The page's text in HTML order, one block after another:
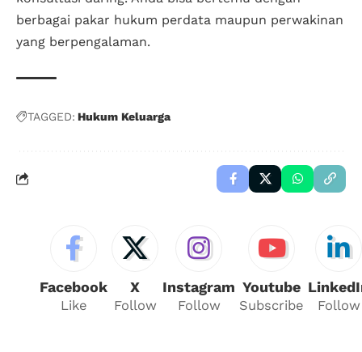
berbagai pakar hukum perdata maupun perwakinan
yang berpengalaman.
TAGGED: Hukum Keluarga
Facebook
Like
X
Follow
Instagram
Follow
Youtube
Subscribe Follow